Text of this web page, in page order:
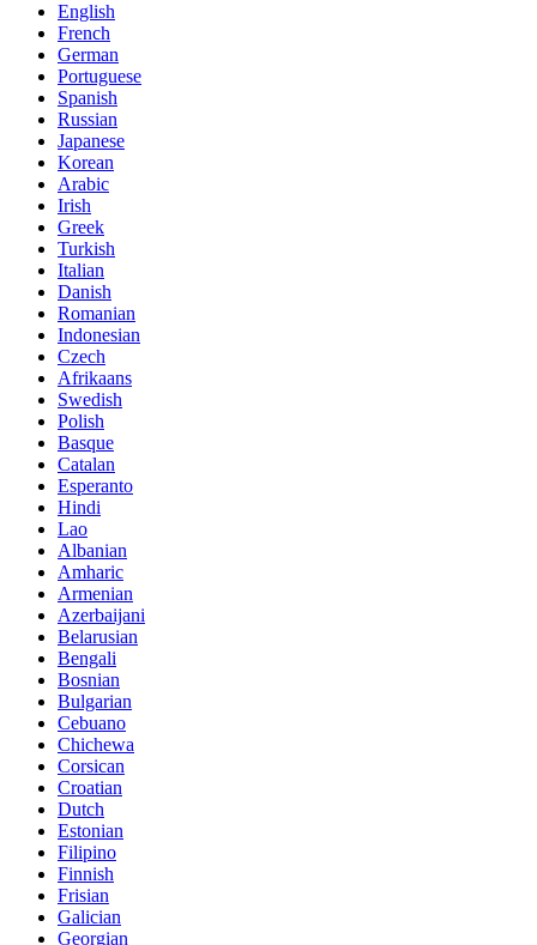
English
French
German
Portuguese
Spanish
Russian
Japanese
Korean
Arabic
Irish
Greek
Turkish
Italian
Danish
Romanian
Indonesian
Czech
Afrikaans
Swedish
Polish
Basque
Catalan
Esperanto
Hindi
Lao
Albanian
Amharic
Armenian
Azerbaijani
Belarusian
Bengali
Bosnian
Bulgarian
Cebuano
Chichewa
Corsican
Croatian
Dutch
Estonian
Filipino
Finnish
Frisian
Galician
Georgian